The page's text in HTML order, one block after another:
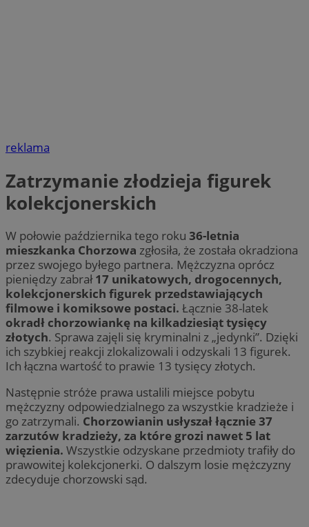
reklama
Zatrzymanie złodzieja figurek
kolekcjonerskich
W połowie października tego roku 36-letnia
mieszkanka Chorzowa zgłosiła, że została okradziona
przez swojego byłego partnera. Mężczyzna oprócz
pieniędzy zabrał17 unikatowych, drogocennych,
kolekcjonerskich figurek przedstawiających
filmowe i komiksowe postaci. Łącznie 38-latek
okradł chorzowiankę na kilkadziesiąt tysięcy
złotych. Sprawa zajęli się kryminalni z „jedynki”. Dzięki
ich szybkiej reakcji zlokalizowali i odzyskali 13 figurek.
Ich łączna wartość to prawie 13 tysięcy złotych.
Następnie stróże prawa ustalili miejsce pobytu
mężczyzny odpowiedzialnego za wszystkie kradzieże i
go zatrzymali. Chorzowianin usłyszał łącznie 37
zarzutów kradzieży, za które grozi nawet 5 lat
więzienia. Wszystkie odzyskane przedmioty trafiły do
prawowitej kolekcjonerki. O dalszym losie mężczyzny
zdecyduje chorzowski sąd.